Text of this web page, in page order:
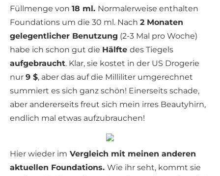
Füllmenge von 18 ml. Normalerweise enthalten
Foundations um die 30 ml. Nach 2 Monaten
gelegentlicher Benutzung (2-3 Mal pro Woche)
habe ich schon gut die Hälfte des Tiegels
aufgebraucht. Klar, sie kostet in der US Drogerie
nur 9 $, aber das auf die Milliliter umgerechnet
summiert es sich ganz schön! Einerseits schade,
aber andererseits freut sich mein irres Beautyhirn,
endlich mal etwas aufzubrauchen!
Hier wieder im Vergleich mit meinen anderen
aktuellen Foundations. Wie ihr seht, kommt sie